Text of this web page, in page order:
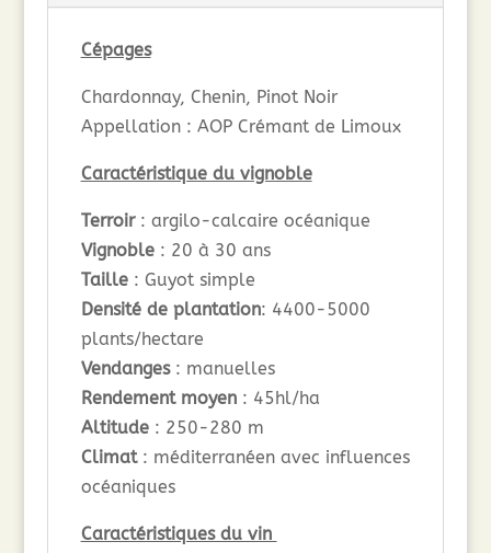
Cépages
Chardonnay, Chenin, Pinot Noir
Appellation : AOP Crémant de Limoux
Caractéristique du vignoble
Terroir: argilo-calcaire océanique
Vignoble: 20 à 30 ans
Taille: Guyot simple
Densité de plantation: 4400-5000
plants/hectare
Vendanges: manuelles
Rendement moyen: 45hl/ha
Altitude: 250-280 m
Climat: méditerranéen avec influences
océaniques
Caractéristiques du vin